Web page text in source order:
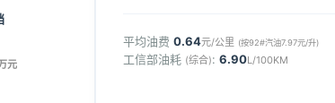
元
平均油费 0.64元/公里 (按92#汽油7.97元/升)
工信部油耗 (综合): 6.90L/100KM